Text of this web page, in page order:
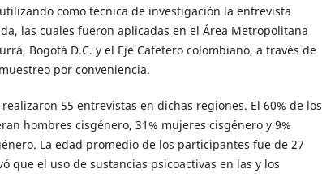
como técnica de investigación la entrevista
las cuales fueron aplicadas en el Área Metropolitana
Bogotá D.C. y el Eje Cafetero colombiano, a través de
por conveniencia.
realizaron 55 entrevistas en dichas regiones. El 60% de los
hombres cisgénero, 31% mujeres cisgénero y 9%
La edad promedio de los participantes fue de 27
que el uso de sustancias psicoactivas en las y los